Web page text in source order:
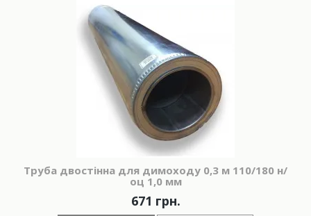
Труба двостінна для димоходу 0,3 м 110/180 н/
оц 1,0 мм
671 грн.